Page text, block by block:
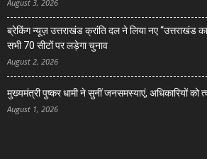
August 3, 2026
ब्रेकिंग न्यूज़ उत्तराखंड क्रांति दल ने लिया नए “उत्तराखंड
सभी 70 सीटों पर लड़ेगा चुनाव
August 2, 2026
मुख्यमंत्री पुष्कर धामी ने सुनीं जनसमस्याएं, अधिकारियों को
August 1, 2026